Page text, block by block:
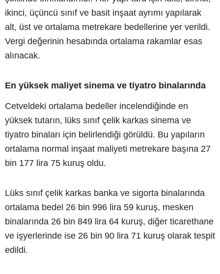
ikinci, üçüncü sınıf ve basit inşaat ayrımı yapılarak
alt, üst ve ortalama metrekare bedellerine yer verildi.
Vergi değerinin hesabında ortalama rakamlar esas
alınacak.
En yüksek maliyet sinema ve tiyatro binalarında
Cetveldeki ortalama bedeller incelendiğinde en
yüksek tutarın, lüks sınıf çelik karkas sinema ve
tiyatro binaları için belirlendiği görüldü. Bu yapıların
ortalama normal inşaat maliyeti metrekare başına 27
bin 177 lira 75 kuruş oldu.
Lüks sınıf çelik karkas banka ve sigorta binalarında
ortalama bedel 26 bin 996 lira 59 kuruş, mesken
binalarında 26 bin 849 lira 64 kuruş, diğer ticarethane
ve işyerlerinde ise 26 bin 90 lira 71 kuruş olarak tespit
edildi.